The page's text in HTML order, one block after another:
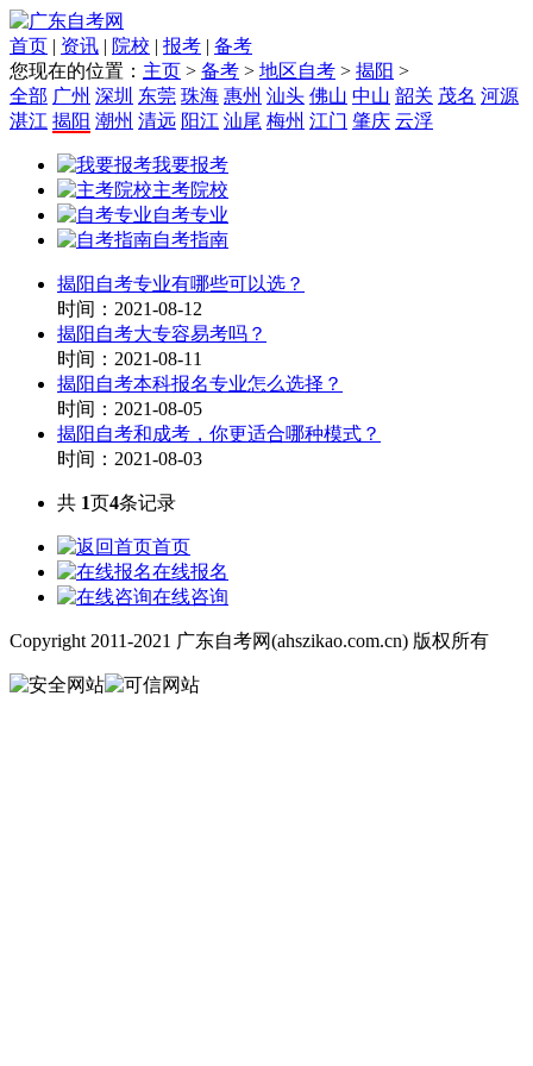
首页 | 资讯 | 院校 | 报考 | 备考
您现在的位置： 主页 > 备考 > 地区自考 > 揭阳 >
全部 广州 深圳 东莞 珠海 惠州 汕头 佛山 中山 韶关 茂名 河源
湛江 揭阳 潮州 清远 阳江 汕尾 梅州 江门 肇庆 云浮
我要报考
主考院校
自考专业
自考指南
揭阳自考专业有哪些可以选？
时间：2021-08-12
揭阳自考大专容易考吗？
时间：2021-08-11
揭阳自考本科报名专业怎么选择？
时间：2021-08-05
揭阳自考和成考，你更适合哪种模式？
时间：2021-08-03
共 1页4条记录
首页
在线报名
在线咨询
Copyright 2011-2021 广东自考网(ahszikao.com.cn) 版权所有